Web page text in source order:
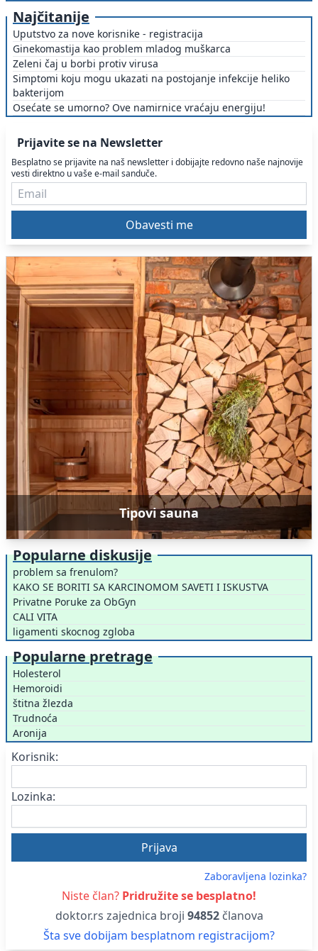
Najčitanije
Uputstvo za nove korisnike - registracija
Ginekomastija kao problem mladog muškarca
Zeleni čaj u borbi protiv virusa
Simptomi koju mogu ukazati na postojanje infekcije heliko
bakterijom
Osećate se umorno? Ove namirnice vraćaju energiju!
Prijavite se na Newsletter
Besplatno se prijavite na naš newsletter i dobijajte redovno naše najnovije
vesti direktno u vaše e-mail sanduče.
Tipovi sauna
Popularne diskusije
problem sa frenulom?
KAKO SE BORITI SA KARCINOMOM SAVETI I ISKUSTVA
Privatne Poruke za ObGyn
CALI VITA
ligamenti skocnog zgloba
Popularne pretrage
Holesterol
Hemoroidi
štitna žlezda
Trudnoća
Aronija
Korisnik:
Lozinka:
Zaboravljena lozinka?
Niste član? Pridružite se besplatno!
doktor.rs zajednica broji 94852članova
Šta sve dobijam besplatnom registracijom?